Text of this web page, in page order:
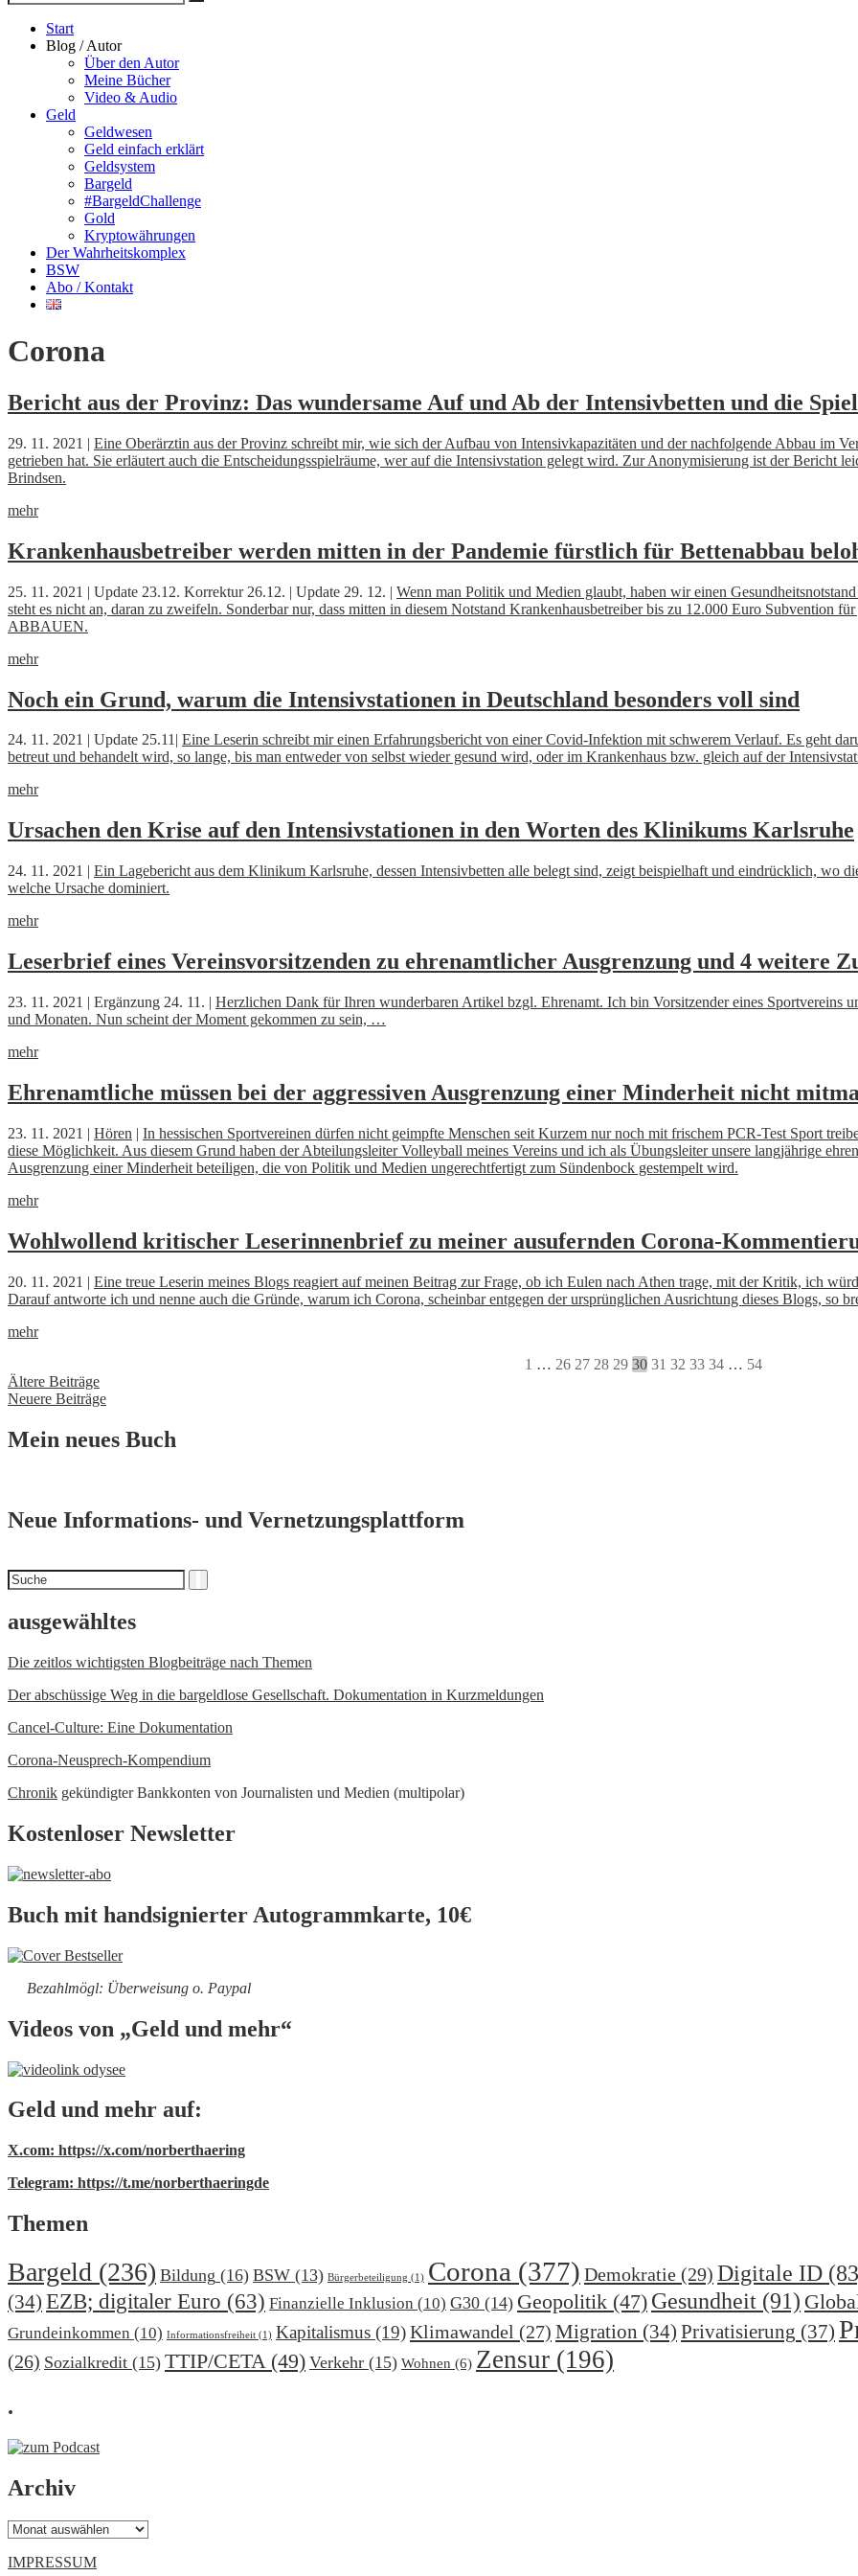
nach
Suche
Start
Blog / Autor
Über den Autor
Meine Bücher
Video & Audio
Geld
Geldwesen
Geld einfach erklärt
Geldsystem
Bargeld
#BargeldChallenge
Gold
Kryptowährungen
Der Wahrheitskomplex
BSW
Abo / Kontakt
Corona
Bericht aus der Provinz: Das wundersame Auf und Ab der Intensivbetten und die
29. 11. 2021 | Eine Oberärztin aus der Provinz schreibt mir, wie sich der Aufbau von Intensivkapazitäten und der nachfolgende Abbau im
getrieben hat. Sie erläutert auch die Entscheidungsspielräume, wer auf die Intensivstation gelegt wird. Zur Anonymisierung ist der Bericht
Brindsen.
mehr
Krankenhausbetreiber werden mitten in der Pandemie fürstlich für Bettenabbau
25. 11. 2021 | Update 23.12. Korrektur 26.12. | Update 29. 12. | Wenn man Politik und Medien glaubt, haben wir einen
steht es nicht an, daran zu zweifeln. Sonderbar nur, dass mitten in diesem Notstand Krankenhausbetreiber bis zu 12.000 Euro Subvention
ABBAUEN.
mehr
Noch ein Grund, warum die Intensivstationen in Deutschland besonders voll sind
24. 11. 2021 | Update 25.11| Eine Leserin schreibt mir einen Erfahrungsbericht von einer Covid-Infektion mit schwerem Verlauf. Es geht
betreut und behandelt wird, so lange, bis man entweder von selbst wieder gesund wird, oder im Krankenhaus bzw. gleich auf der
mehr
Ursachen den Krise auf den Intensivstationen in den Worten des Klinikums Karlsruhe
24. 11. 2021 | Ein Lagebericht aus dem Klinikum Karlsruhe, dessen Intensivbetten alle belegt sind, zeigt beispielhaft und eindrücklich, wo
welche Ursache dominiert.
mehr
Leserbrief eines Vereinsvorsitzenden zu ehrenamtlicher Ausgrenzung und 4 weitere
23. 11. 2021 | Ergänzung 24. 11. | Herzlichen Dank für Ihren wunderbaren Artikel bzgl. Ehrenamt. Ich bin Vorsitzender eines Sportvereins
und Monaten. Nun scheint der Moment gekommen zu sein, …
mehr
Ehrenamtliche müssen bei der aggressiven Ausgrenzung einer Minderheit nicht
23. 11. 2021 | Hören | In hessischen Sportvereinen dürfen nicht geimpfte Menschen seit Kurzem nur noch mit frischem PCR-Test Sport
diese Möglichkeit. Aus diesem Grund haben der Abteilungsleiter Volleyball meines Vereins und ich als Übungsleiter unsere langjährige
Ausgrenzung einer Minderheit beteiligen, die von Politik und Medien ungerechtfertigt zum Sündenbock gestempelt wird.
mehr
Wohlwollend kritischer Leserinnenbrief zu meiner ausufernden Corona-
20. 11. 2021 | Eine treue Leserin meines Blogs reagiert auf meinen Beitrag zur Frage, ob ich Eulen nach Athen trage, mit der Kritik, ich
Darauf antworte ich und nenne auch die Gründe, warum ich Corona, scheinbar entgegen der ursprünglichen Ausrichtung dieses Blogs, so
mehr
1 … 26 27 28 29 30 31 32 33 34 … 54
Beitragsnavigation
Ältere Beiträge
Neuere Beiträge
Mein neues Buch
Neue Informations- und Vernetzungsplattform
Suchen
nach
ausgewähltes
Die zeitlos wichtigsten Blogbeiträge nach Themen
Der abschüssige Weg in die bargeldlose Gesellschaft. Dokumentation in Kurzmeldungen
Cancel-Culture: Eine Dokumentation
Corona-Neusprech-Kompendium
Chronik gekündigter Bankkonten von Journalisten und Medien (multipolar)
Kostenloser Newsletter
Buch mit handsignierter Autogrammkarte, 10€
Bezahlmögl: Überweisung o. Paypal
Videos von „Geld und mehr“
Geld und mehr auf:
X.com: https://x.com/norberthaering
Telegram: https://t.me/norberthaeringde
Themen
Bargeld (236) Bildung (16) BSW (13) Bürgerbeteiligung (1) Corona (377) Demokratie (29) Digitale ID
(34) EZB; digitaler Euro (63) Finanzielle Inklusion (10) G30 (14) Geopolitik (47) Gesundheit (91)
Grundeinkommen (10) Informationsfreiheit (1) Kapitalismus (19)Klimawandel (27) Migration (34) Privatisierung (37)
(26) Sozialkredit (15) TTIP/CETA(49) Verkehr (15) Wohnen (6) Zensur (196)
.
Archiv
Archiv
IMPRESSUM